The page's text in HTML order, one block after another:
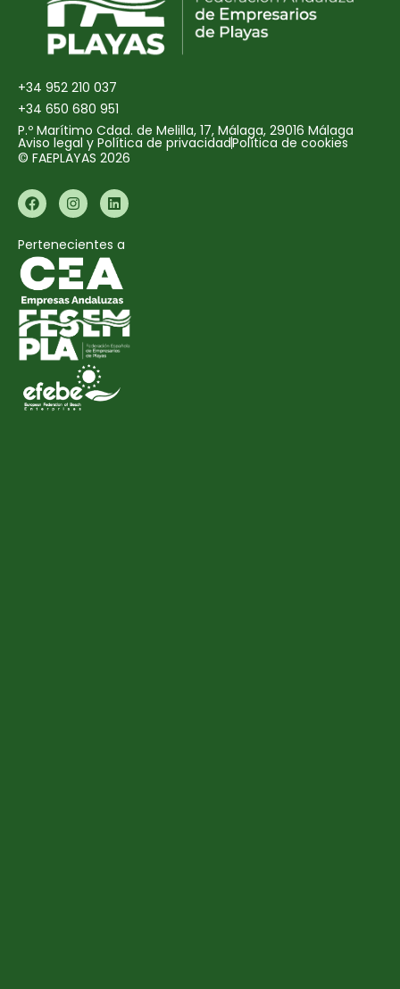
Pertenecientes a
+34 952 210 037
+34 650 680 951
P.º Marítimo Cdad. de Melilla, 17, Málaga, 29016 Málaga
Aviso legal y Política de privacidadPolítica de cookies
© FAEPLAYAS 2026